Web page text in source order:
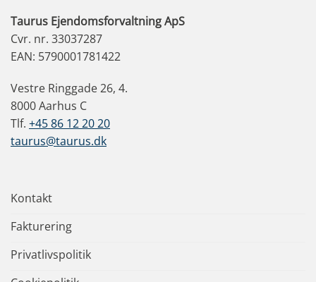
Taurus Ejendomsforvaltning ApS
Cvr. nr. 33037287
EAN: 5790001781422
Vestre Ringgade 26, 4.
8000 Aarhus C
Tlf. +45 86 12 20 20
taurus@taurus.dk
Kontakt
Fakturering
Privatlivspolitik